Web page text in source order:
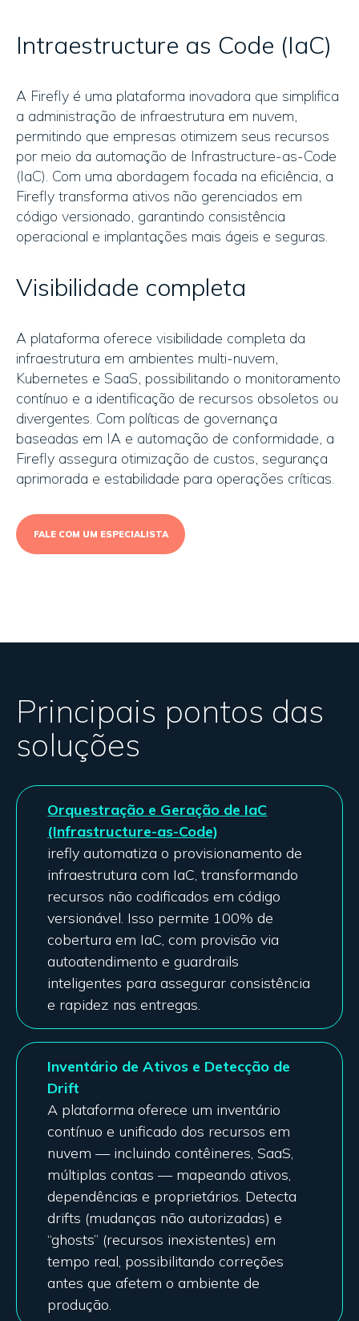
Intraestructure as Code (IaC)
A Firefly é uma plataforma inovadora que simplifica
a administração de infraestrutura em nuvem,
permitindo que empresas otimizem seus recursos
por meio da automação de Infrastructure-as-Code
(IaC). Com uma abordagem focada na eficiência, a
Firefly transforma ativos não gerenciados em
código versionado, garantindo consistência
operacional e implantações mais ágeis e seguras.
Visibilidade completa
A plataforma oferece visibilidade completa da
infraestrutura em ambientes multi-nuvem,
Kubernetes e SaaS, possibilitando o monitoramento
contínuo e a identificação de recursos obsoletos ou
divergentes. Com políticas de governança
baseadas em IA e automação de conformidade, a
Firefly assegura otimização de custos, segurança
aprimorada e estabilidade para operações críticas.
FALE COM UM ESPECIALISTA
Principais pontos das
soluções
Orquestração e Geração de IaC
(Infrastructure-as-Code)
irefly automatiza o provisionamento de
infraestrutura com IaC, transformando
recursos não codificados em código
versionável. Isso permite 100% de
cobertura em IaC, com provisão via
autoatendimento e guardrails
inteligentes para assegurar consistência
e rapidez nas entregas.
Inventário de Ativos e Detecção de
Drift
A plataforma oferece um inventário
contínuo e unificado dos recursos em
nuvem — incluindo contêineres, SaaS,
múltiplas contas — mapeando ativos,
dependências e proprietários. Detecta
drifts (mudanças não autorizadas) e
“ghosts” (recursos inexistentes) em
tempo real, possibilitando correções
antes que afetem o ambiente de
produção.